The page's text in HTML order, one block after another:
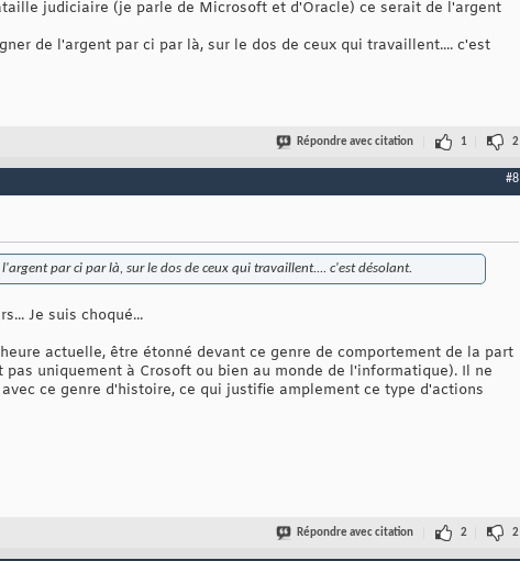
judiciaire (je parle de Microsoft et d'Oracle) ce serait de l'argent
de l'argent par ci par là, sur le dos de ceux qui travaillent.... c'est
Répondre avec citation 1 2
#8
par ci par là, sur le dos de ceux qui travaillent.... c'est désolant.
Je suis choqué...
actuelle, être étonné devant ce genre de comportement de la part
uniquement à Crosoft ou bien au monde de l'informatique). Il ne
ce genre d'histoire, ce qui justifie amplement ce type d'actions
Répondre avec citation 2 2